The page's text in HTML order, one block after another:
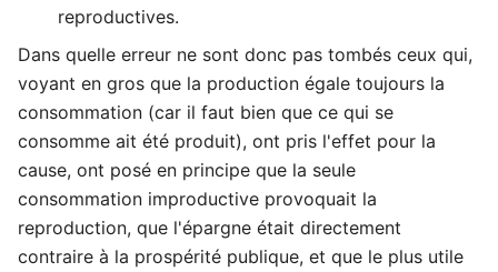
reproductives.
Dans quelle erreur ne sont donc pas tombés ceux qui,
voyant en gros que la production égale toujours la
consommation (car il faut bien que ce qui se
consomme ait été produit), ont pris l'effet pour la
cause, ont posé en principe que la seule
consommation improductive provoquait la
reproduction, que l'épargne était directement
contraire à la prospérité publique, et que le plus utile